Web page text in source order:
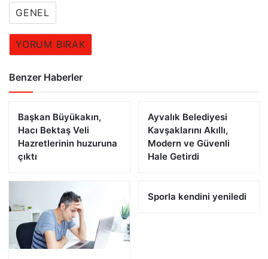
GENEL
YORUM BIRAK
Benzer Haberler
Başkan Büyükakın,
Hacı Bektaş Veli
Hazretlerinin huzuruna
çıktı
Ayvalık Belediyesi
Kavşaklarını Akıllı,
Modern ve Güvenli
Hale Getirdi
Sporla kendini yeniledi